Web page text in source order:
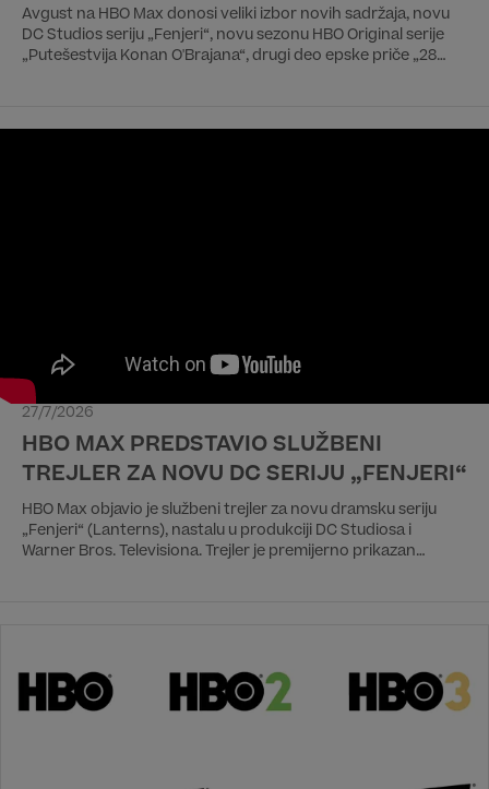
Avgust na HBO Max donosi veliki izbor novih sadržaja, novu
DC Studios seriju „Fenjeri“, novu sezonu HBO Original serije
„Putešestvija Konan O'Brajana“, drugi deo epske priče „28
27/7/2026
HBO MAX PREDSTAVIO SLUŽBENI
TREJLER ZA NOVU DC SERIJU „FENJERI“
HBO Max objavio je službeni trejler za novu dramsku seriju
„Fenjeri“ (Lanterns), nastalu u produkciji DC Studiosa i
Warner Bros. Televisiona. Trejler je premijerno prikazan